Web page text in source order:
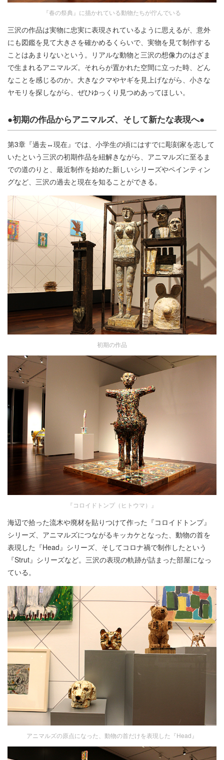
『春の祭典』に描かれている動物たちが佇んでいる
三沢の作品は実物に忠実に表現されているように思えるが、意外
にも図鑑を見て大きさを確かめるくらいで、実物を見て制作する
ことはあまりないという。リアルな動物と三沢の想像力のはざま
で生まれるアニマルズ。それらが置かれた空間に立った時、どん
なことを感じるのか。大きなクマやヤギを見上げながら、小さな
ヤモリを探しながら、ぜひゆっくり見つめあってほしい。
●初期の作品からアニマルズ、そして新たな表現へ●
第3章『過去↔︎現在』では、小学生の頃にはすでに彫刻家を志して
いたという三沢の初期作品を紐解きながら、アニマルズに至るま
での道のりと、最近制作を始めた新しいシリーズやペインティン
グなど、三沢の過去と現在を知ることができる。
初期の作品
『コロイドトンプ（ヒトウマ）』
海辺で拾った流木や廃材を貼りつけて作った『コロイドトンプ』
シリーズ、アニマルズにつながるキッカケとなった、動物の首を
表現した『Head』シリーズ、そしてコロナ禍で制作したという
『Strut』シリーズなど。三沢の表現の軌跡が詰まった部屋になっ
ている。
アニマルズの原点になった、動物の首だけを表現した『Head』